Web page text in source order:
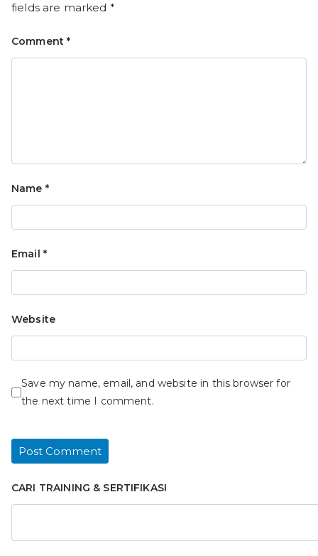
fields are marked *
Comment*
Name *
Email *
Website
Save my name, email, and website in this browser for
the next time I comment.
CARI TRAINING & SERTIFIKASI